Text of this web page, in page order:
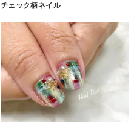
チェック柄ネイル